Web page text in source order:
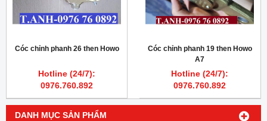
DANH MỤC SẢN PHẨM
Cóc chỉnh phanh 26 then Howo
Hotline (24/7):
0976.760.892
Cóc chỉnh phanh 19 then Howo
A7
Hotline (24/7):
0976.760.892